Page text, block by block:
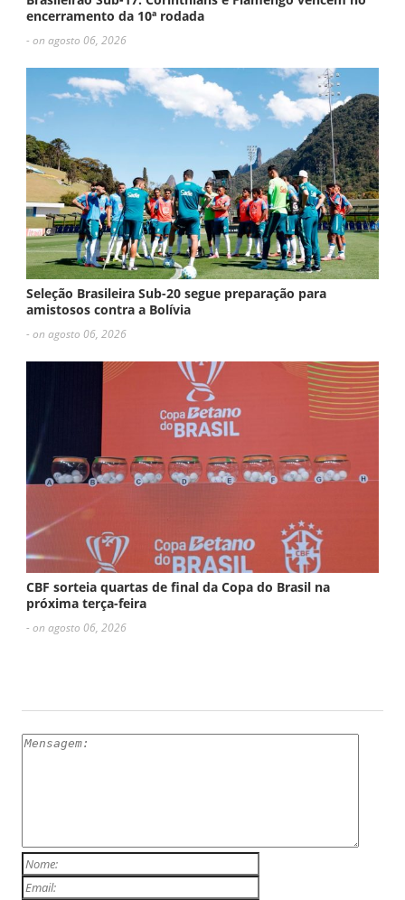
encerramento da 10ª rodada
- on agosto 06, 2026
Seleção Brasileira Sub-20 segue preparação para
amistosos contra a Bolívia
- on agosto 06, 2026
CBF sorteia quartas de final da Copa do Brasil na
próxima terça-feira
- on agosto 06, 2026